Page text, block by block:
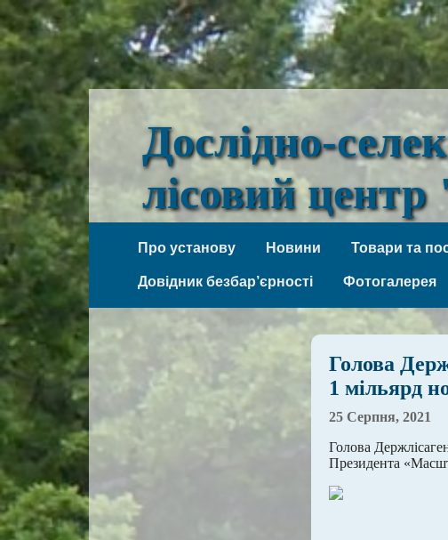
Дослідно-
лісовий
Про установу
Новини Товари та
Довідник безбар’єрності Фотогалерея
Голова
1 мільярд
25 Серпня, 2021
Голова
Президента